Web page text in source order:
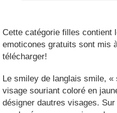
Cette catégorie filles contient
emoticones gratuits sont mis
télécharger!
Le smiley de langlais smile,
visage souriant coloré en
désigner dautres visages.